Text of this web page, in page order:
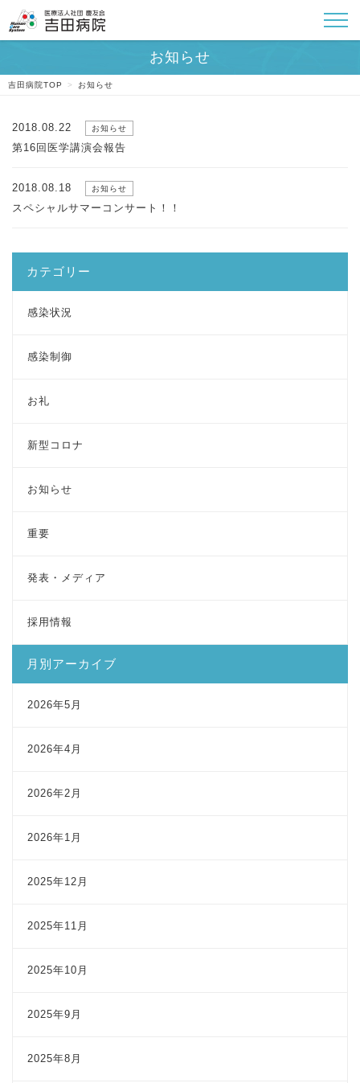
吉田病院TOP > お知らせ
2018.08.22 お知らせ
第16回医学講演会報告
2018.08.18 お知らせ
スペシャルサマーコンサート！！
カテゴリー
感染状況
感染制御
お礼
新型コロナ
お知らせ
重要
発表・メディア
採用情報
月別アーカイブ
2026年5月
2026年4月
2026年2月
2026年1月
2025年12月
2025年11月
2025年10月
2025年9月
2025年8月